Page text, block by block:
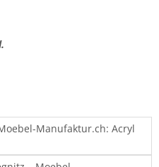
Manufaktur.ch: Acryl